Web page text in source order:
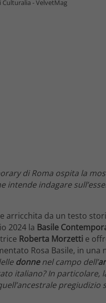
- VelvetMag
di Roma ospita la
intende indagare
e arricchita da un testo
2024 la Basile
Roberta Morzetti e
Rosa Basile, in una
donnenel campo dell’
italiano? In particolare,
pregiudizio